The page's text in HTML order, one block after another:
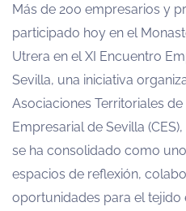
Más de 200 empresarios y
participado hoy en el
Utrera en el XI Encuentro
Sevilla, una iniciativa
Asociaciones Territoriales
Empresarial de Sevilla
se ha consolidado como
espacios de reflexión,
oportunidades para el tejido